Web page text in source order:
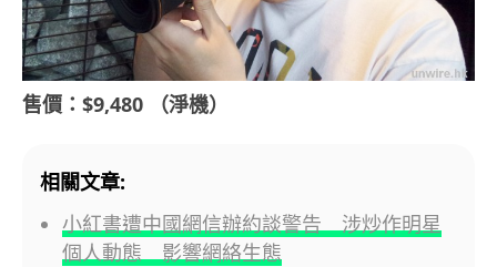
售價：$9,480 （淨機）
相關文章:
小紅書遭中國網信辦約談警告 涉炒作明星
個人動態 影響網絡生態